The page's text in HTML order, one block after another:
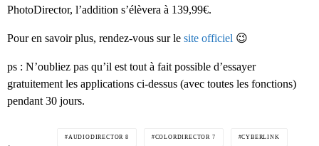
PhotoDirector, l’addition s’élèvera à 139,99€.
Pour en savoir plus, rendez-vous sur le site officiel 😉
ps : N’oubliez pas qu’il est tout à fait possible d’essayer
gratuitement les applications ci-dessus (avec toutes les fonctions)
pendant 30 jours.
AUDIODIRECTOR 8 COLORDIRECTOR 7 CYBERLINK